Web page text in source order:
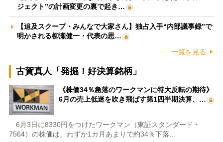
ジェクト”の計画変更の裏で起き…
【追及スクープ・みんなで大家さん】独占入手“内部議事録”で
明かされる柳瀬健一・代表の思…
一覧を見る
古賀真人「発掘！好決算銘柄」
《株価34％急落のワークマンに特大反転の期待》
6月の売上低迷を吹き飛ばす第1四半期決算、…
6月3日に8330円をつけたワークマン（東証スタンダード・
7564）の株価は、わずか1カ月あまりで約34％下落…